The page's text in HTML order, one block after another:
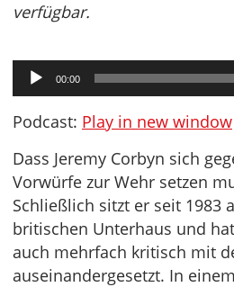
verfügbar.
Audio-
Player
00:00
Podcast: Play in new window
Dass Jeremy Corbyn sich
Vorwürfe zur Wehr setzen
Schließlich sitzt er seit 1983
britischen Unterhaus und
auch mehrfach kritisch mit
auseinandergesetzt. In